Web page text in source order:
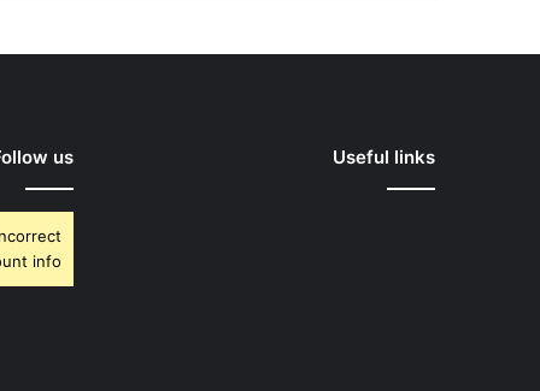
Useful links
us
info.